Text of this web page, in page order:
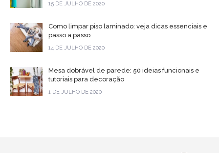
15 DE JULHO DE 2020
Como limpar piso laminado: veja dicas essenciais e
passo a passo
14 DE JULHO DE 2020
Mesa dobrável de parede: 50 ideias funcionais e
tutoriais para decoração
1 DE JULHO DE 2020